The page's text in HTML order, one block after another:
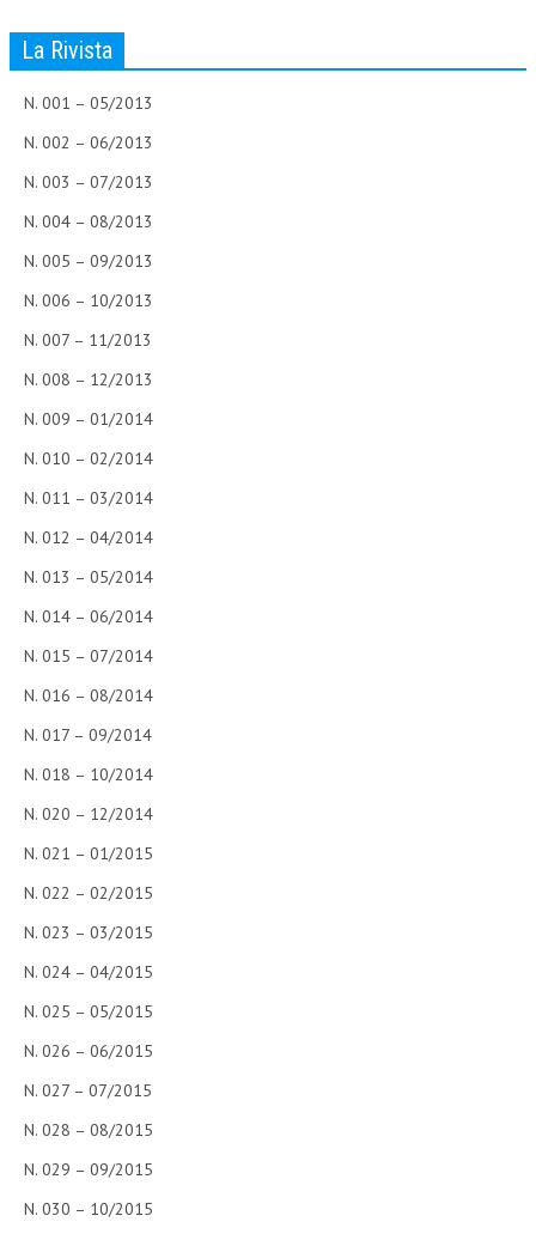
TESI DI LAUREA
MATERIALE DIDATTICO
INVITI E PROMOZIONI
La Rivista
N. 001 – 05/2013
N. 002 – 06/2013
N. 003 – 07/2013
N. 004 – 08/2013
N. 005 – 09/2013
N. 006 – 10/2013
N. 007 – 11/2013
N. 008 – 12/2013
N. 009 – 01/2014
N. 010 – 02/2014
N. 011 – 03/2014
N. 012 – 04/2014
N. 013 – 05/2014
N. 014 – 06/2014
N. 015 – 07/2014
N. 016 – 08/2014
N. 017 – 09/2014
N. 018 – 10/2014
N. 020 – 12/2014
N. 021 – 01/2015
N. 022 – 02/2015
N. 023 – 03/2015
N. 024 – 04/2015
N. 025 – 05/2015
N. 026 – 06/2015
N. 027 – 07/2015
N. 028 – 08/2015
N. 029 – 09/2015
N. 030 – 10/2015